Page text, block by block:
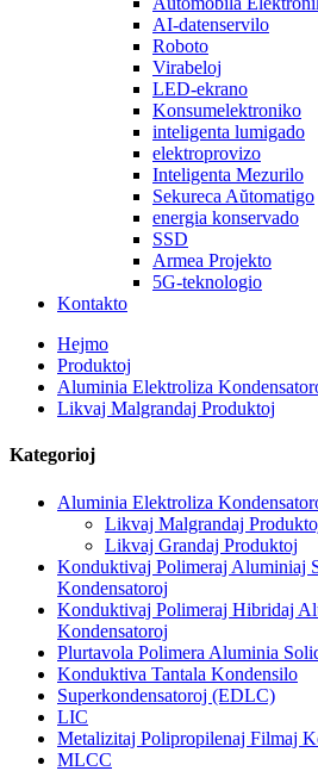
AI-datenservilo
Roboto
Virabeloj
LED-ekrano
Konsumelektroniko
inteligenta lumigado
elektroprovizo
Inteligenta Mezurilo
Sekureca Aŭtomatigo
energia konservado
SSD
Armea Projekto
5G-teknologio
Kontakto
Hejmo
Produktoj
Aluminia Elektroliza
Likvaj Malgrandaj Produktoj
Kategorioj
Aluminia Elektroliza
Likvaj Malgrandaj
Likvaj Grandaj Produktoj
Konduktivaj Polimeraj Aluminiaj
Kondensatoroj
Konduktivaj Polimeraj Hibridaj
Kondensatoroj
Plurtavola Polimera Aluminia
Konduktiva Tantala Kondensilo
Superkondensatoroj (EDLC)
LIC
Metalizitaj Polipropilenaj Filmaj
MLCC